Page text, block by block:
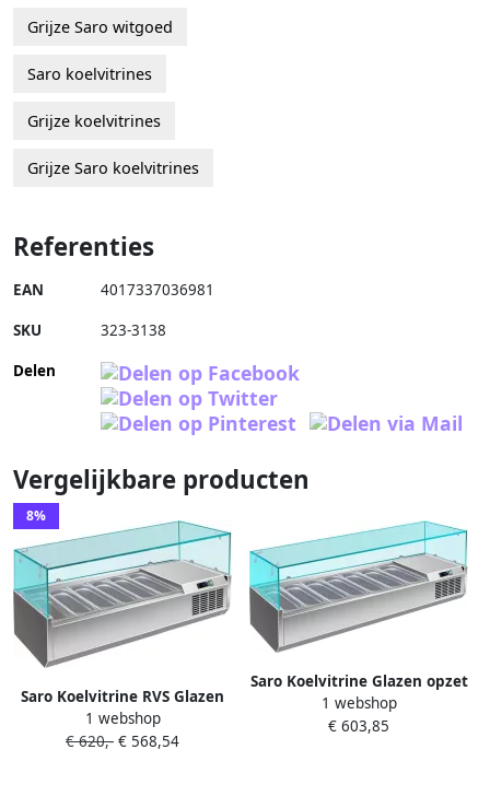
Grijze Saro witgoed
Saro koelvitrines
Grijze koelvitrines
Grijze Saro koelvitrines
Referenties
EAN 4017337036981
SKU 323-3138
Delen
Vergelijkbare producten
8%
Saro Koelvitrine RVS Glazen
opzet 6x 1 3GN VRX1400 380
323-1037
1 webshop
€ 620,- € 568,54
Saro Koelvitrine Glazen opzet
7x 1 3GN VRX1600 380 323-
1035
1 webshop
€ 603,85